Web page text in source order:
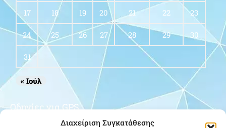
Διαχείριση Συγκατάθεσης
17 18 19 20 21 22 23
24 25 26 27 28 29 30
31
« Ιούλ
Οδηγίες για GPS